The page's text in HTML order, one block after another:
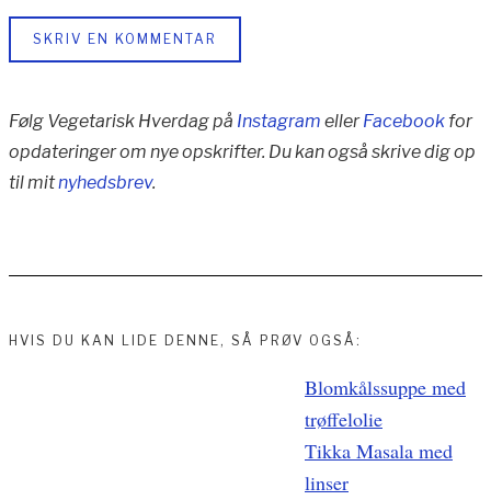
SKRIV EN KOMMENTAR
Følg Vegetarisk Hverdag på Instagram ellerFacebook for
opdateringer om nye opskrifter. Du kan også skrive dig op
til mitnyhedsbrev.
HVIS DU KAN LIDE DENNE, SÅ PRØV OGSÅ:
IndlægsnavigationBlomkålssuppe med
trøffelolie
Tikka Masala med
linser